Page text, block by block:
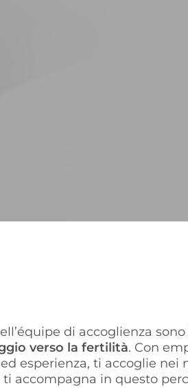
di accoglienza sono
verso la fertilità. Con
esperienza, ti accoglie nei
accompagna in questo